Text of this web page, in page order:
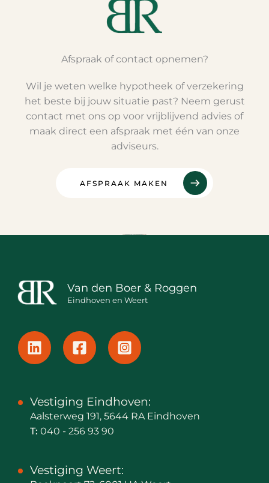
Afspraak of contact opnemen?
Wil je weten welke hypotheek of verzekering
het beste bij jouw situatie past? Neem gerust
contact met ons op voor vrijblijvend advies of
maak direct een afspraak met één van onze
adviseurs.
AFSPRAAK MAKEN
Van den Boer & Roggen
Eindhoven en Weert
Vestiging Eindhoven:
Aalsterweg 191, 5644 RA Eindhoven
T: 040 - 256 93 90
Vestiging Weert: